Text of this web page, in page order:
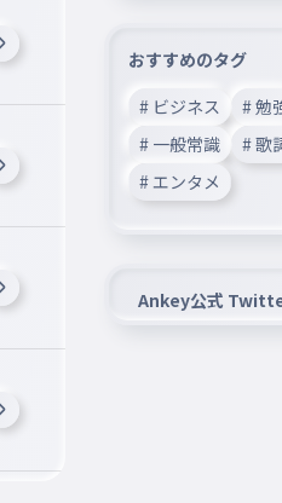
おすすめのタグ
# ビジネス # 勉
# 一般常識
# 歌
# エンタメ
Ankey公式